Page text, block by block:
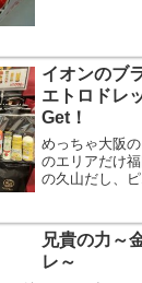
たまに、女峰
イオンのブ
エトロドレ
Get！
めっちゃ大阪
のエリアだけ
の久山だし、
お気に入りな
リジナルドレ
兄貴の力～
レ～